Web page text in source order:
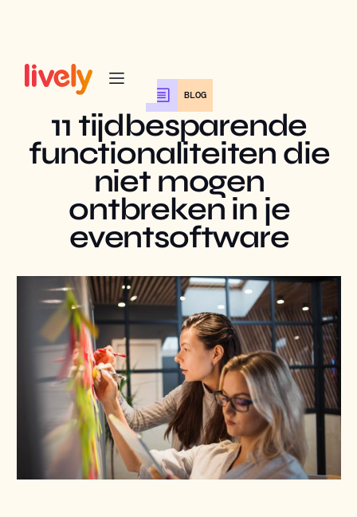
BLOG
11 tijdbesparende
functionaliteiten die
niet mogen
ontbreken in je
eventsoftware